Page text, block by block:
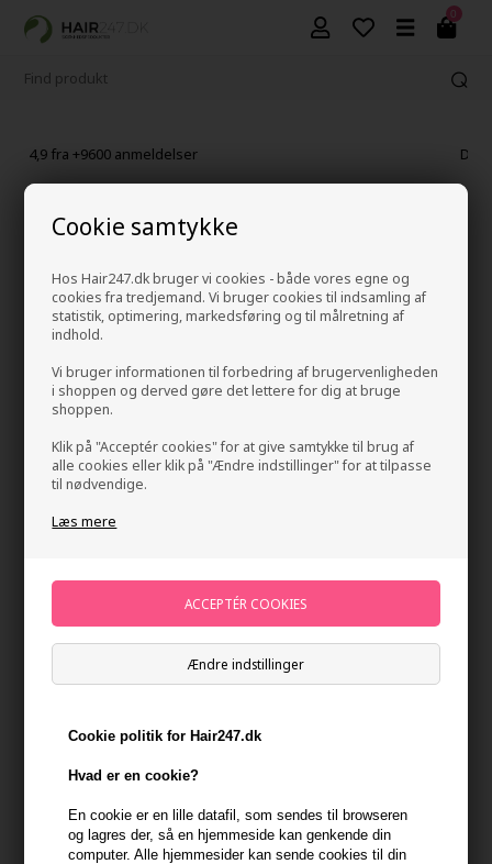
Cookie samtykke
Hos Hair247.dk bruger vi cookies - både vores egne og
cookies fra tredjemand. Vi bruger cookies til indsamling af
statistik, optimering, markedsføring og til målretning af
indhold.
Vi bruger informationen til forbedring af brugervenligheden
i shoppen og derved gøre det lettere for dig at bruge
shoppen.
Klik på "Acceptér cookies" for at give samtykke til brug af
alle cookies eller klik på "Ændre indstillinger" for at tilpasse
til nødvendige.
Læs mere
Ændre indstillinger
Cookie politik for Hair247.dk
Hvad er en cookie?
En cookie er en lille datafil, som sendes til browseren
og lagres der, så en hjemmeside kan genkende din
computer. Alle hjemmesider kan sende cookies til din
0
Mærker»IdHAIR»IdHAIR Essentials
118,00 DKK
Stykpris ved 3 stk. 98,00 DKK Spar 17%